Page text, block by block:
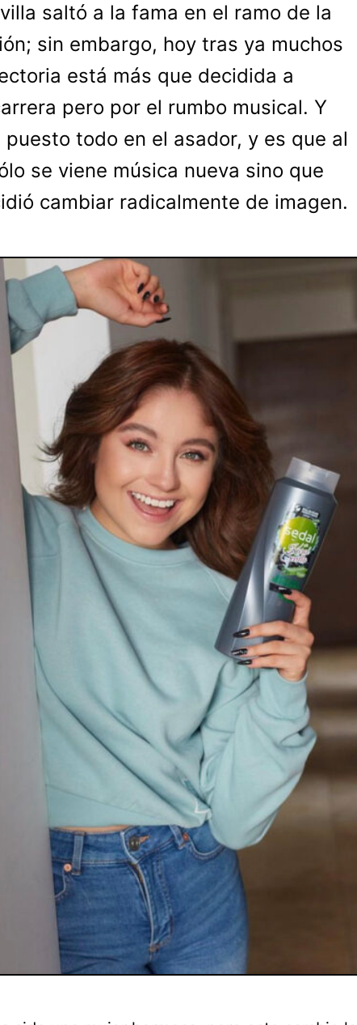
saltó a la fama en el ramo de la
sin embargo, hoy tras ya muchos
está más que decidida a
pero por el rumbo musical. Y
puesto todo en el asador, y es que al
se viene música nueva sino que
cambiar radicalmente de imagen.